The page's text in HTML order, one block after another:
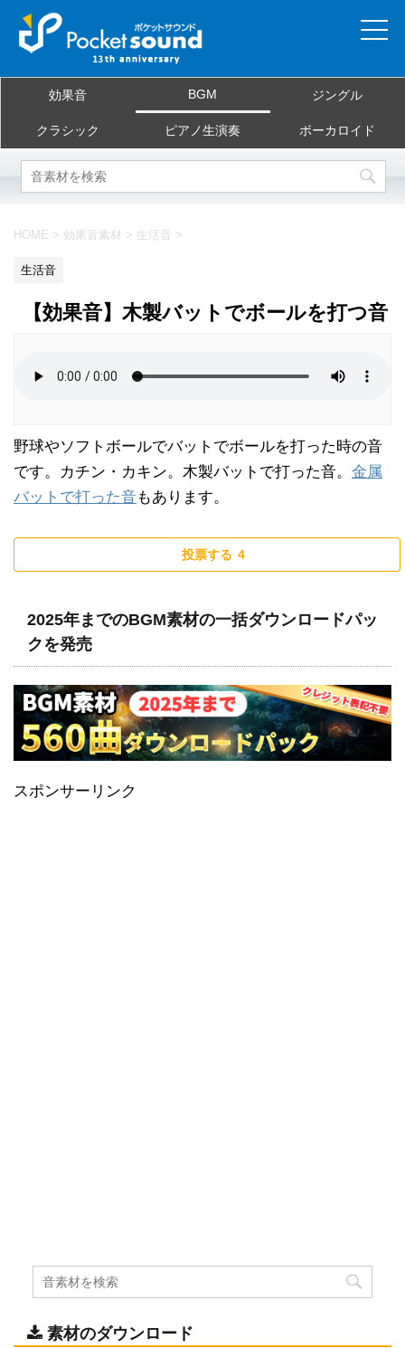
当サイトについて
ご利用規約
お問合せ
効果音 BGM ジングル
クラシック ピアノ生演奏 ボーカロイド
HOME > 効果音素材 > 生活音 >
生活音
【効果音】木製バットでボールを打つ音
野球やソフトボールでバットでボールを打った時の音
です。カチン・カキン。木製バットで打った音。 金属
バットで打った音もあります。
投票する 4
2025年までのBGM素材の一括ダウンロードパッ
クを発売
スポンサーリンク
素材のダウンロード